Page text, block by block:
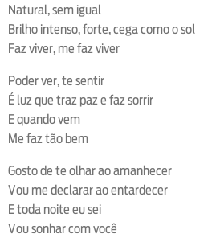
Natural, sem igual
Brilho intenso, forte, cega como o sol
Faz viver, me faz viver
Poder ver, te sentir
É luz que traz paz e faz sorrir
E quando vem
Me faz tão bem
Gosto de te olhar ao amanhecer
Vou me declarar ao entardecer
E toda noite eu sei
Vou sonhar com você